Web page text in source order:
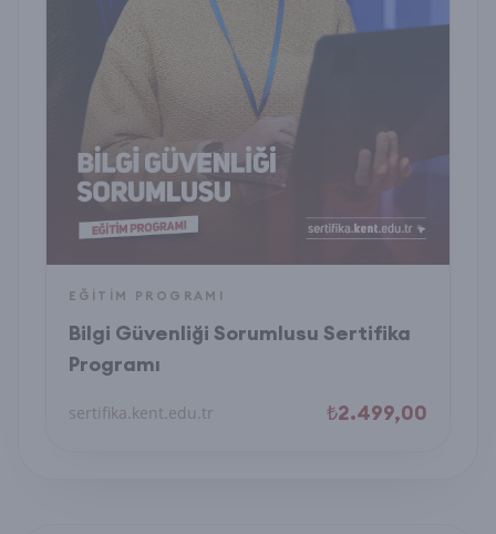
EĞITIM PROGRAMI
Bilgi Güvenliği Sorumlusu Sertifika
Programı
sertifika.kent.edu.tr ₺2.499,00